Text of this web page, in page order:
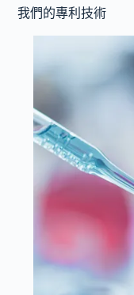
我們的專利技術